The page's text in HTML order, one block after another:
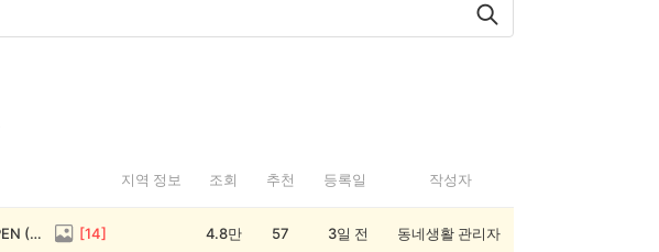
지역 정보 조회 추천 등록일 작성자
전원 1,000캐시! 🥳 우리 동네 썰전 14회차 OPEN (~8/17) [14] 4.8만 57 3일 전 동네생활 관리자